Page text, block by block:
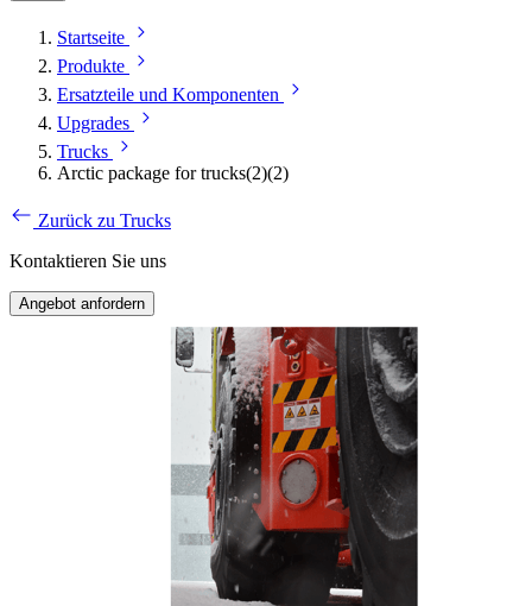
Startseite
Produkte
Ersatzteile und Komponenten
Upgrades
Trucks
Arctic package for trucks(2)(2)
Zurück zu Trucks
Kontaktieren Sie uns
Angebot anfordern